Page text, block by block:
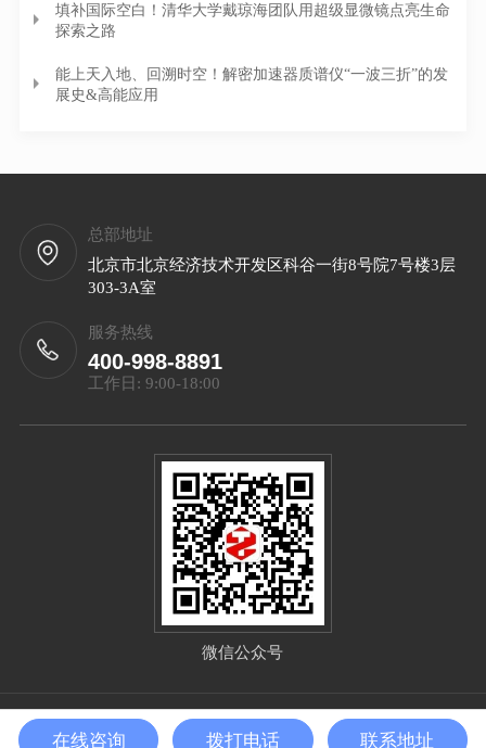
填补国际空白！清华大学戴琼海团队用超级显微镜点亮生命
探索之路
能上天入地、回溯时空！解密加速器质谱仪“一波三折”的发
展史&高能应用
总部地址
北京市北京经济技术开发区科谷一街8号院7号楼3层
303-3A室
服务热线
400-998-8891
工作日: 9:00-18:00
微信公众号
Copyright©2025 北京泰智技术发展有限公司 All Right
Reserved
备案号： 京ICP备2025132656号-1 sitemap.xml
在线咨询 拨打电话 联系地址